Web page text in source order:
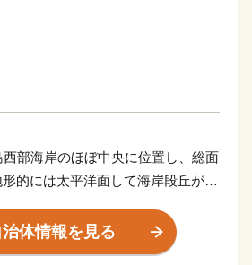
部海岸のほぼ中央に位置し、総面
的には太平洋面して海岸段丘が広
っています。
らは切目川が流れ、印南原付近から
治体情報を見る